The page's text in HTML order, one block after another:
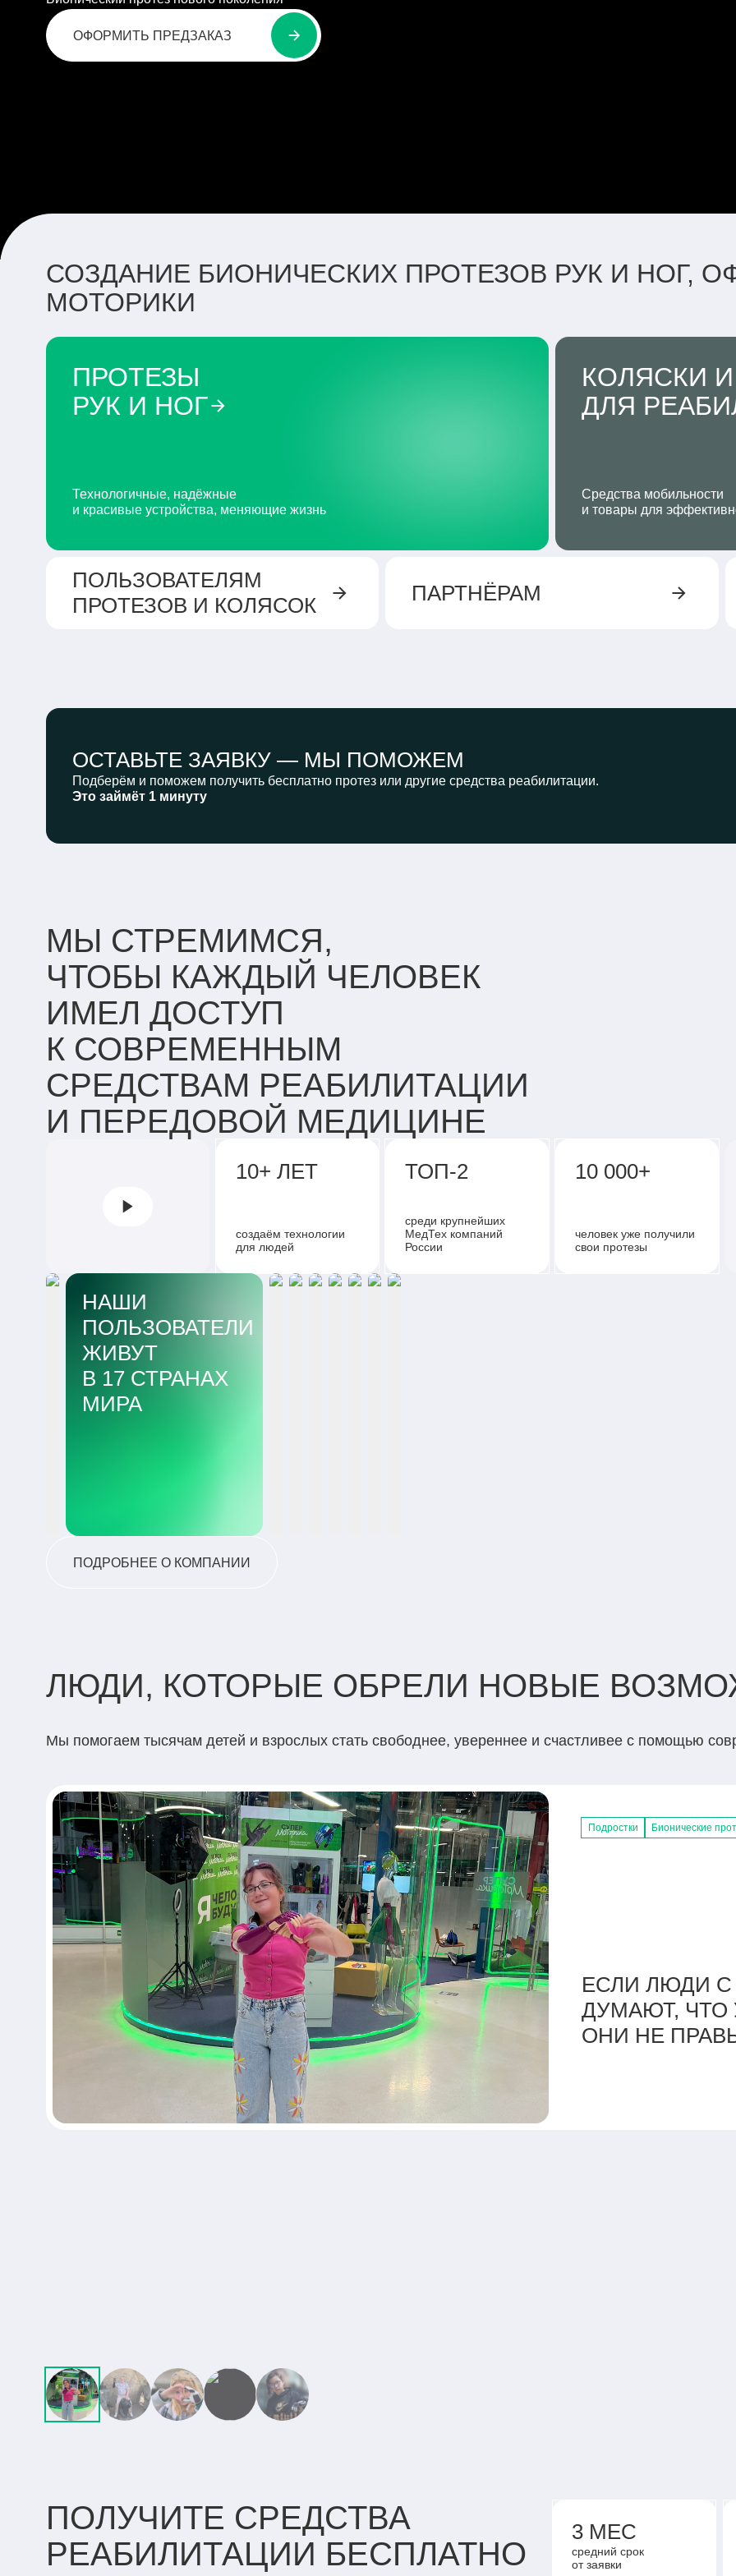
ОФОРМИТЬ ПРЕДЗАКАЗ
СОЗДАНИЕ БИОНИЧЕСКИХ ПРОТЕЗОВ РУК И НОГ,
МОТОРИКИ
ПРОТЕЗЫ
РУК И НОГ
Технологичные, надёжные
и красивые устройства, меняющие жизнь
КОЛЯСКИ
ДЛЯ
Средства мобильности
и товары для
ПОЛЬЗОВАТЕЛЯМ
ПРОТЕЗОВ И КОЛЯСОК
ПАРТНЁРАМ
ОСТАВЬТЕ ЗАЯВКУ — МЫ ПОМОЖЕМ
Подберём и поможем получить бесплатно протез или другие средства реабилитации.
Это займёт 1 минуту
МЫ СТРЕМИМСЯ,
ЧТОБЫ КАЖДЫЙ ЧЕЛОВЕК
ИМЕЛ ДОСТУП
К СОВРЕМЕННЫМ
СРЕДСТВАМ РЕАБИЛИТАЦИИ
И ПЕРЕДОВОЙ МЕДИЦИНЕ
10+ ЛЕТ
создаём технологии
для людей
ТОП-2
среди крупнейших
МедТех компаний
России
10 000+
человек уже получили
свои протезы
НАШИ
ПОЛЬЗОВАТЕЛИ
ЖИВУТ
В 17 СТРАНАХ
МИРА
ПОДРОБНЕЕ О КОМПАНИИ
ЛЮДИ, КОТОРЫЕ ОБРЕЛИ НОВЫЕ
Мы помогаем тысячам детей и взрослых стать свободнее, увереннее и счастливее с помощью
Подростки Бионические
ЕСЛИ ЛЮДИ
ДУМАЮТ, ЧТО
ОНИ НЕ
Взрослые Бионические
«КОНЕЧНО,
НО ВСЕ ЖЕ
ШАШЛЫКИ!»
Взрослые Бионические
«МОГУ
ЛЮДИ С
Взрослые Бионические
Подростки Тяговые протезы
ПОЛУЧИТЕ СРЕДСТВА
РЕАБИЛИТАЦИИ БЕСПЛАТНО
3 МЕС
средний срок
от заявки